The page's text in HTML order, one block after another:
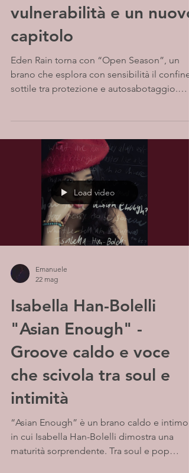
vulnerabilità e un nuovo
capitolo
Eden Rain torna con “Open Season”, un
brano che esplora con sensibilità il confine
sottile tra protezione e autosabotaggio.
Load video
Emanuele
22 mag
Isabella Han-Bolelli
"Asian Enough" -
Groove caldo e voce
che scivola tra soul e
intimità
“Asian Enough” è un brano caldo e intimo,
in cui Isabella Han-Bolelli dimostra una
maturità sorprendente. Tra soul e pop